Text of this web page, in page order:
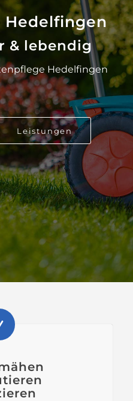
Hedelfingen
& lebendig
Hedelfingen
Leistungen